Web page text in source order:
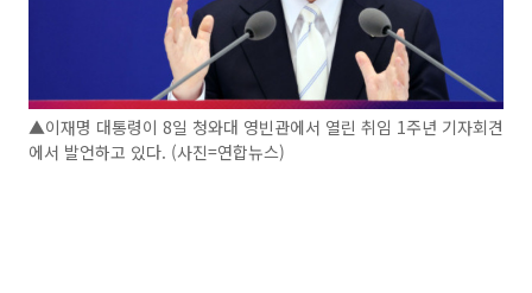
▲이재명 대통령이 8일 청와대 영빈관에서 열린 취임 1주년 기자회견
에서 발언하고 있다. (사진=연합뉴스)